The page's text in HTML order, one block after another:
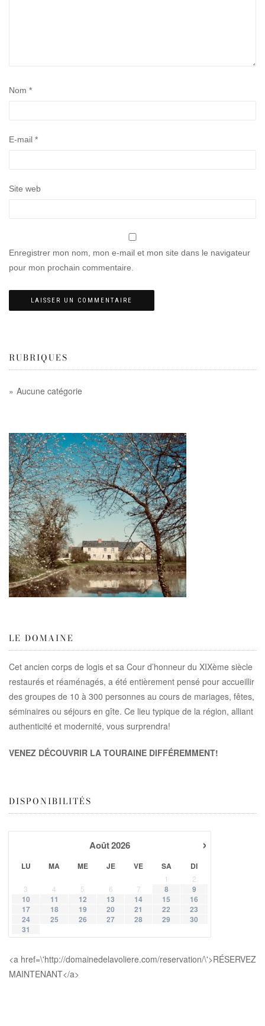
Nom *
E-mail *
Site web
Enregistrer mon nom, mon e-mail et mon site dans le navigateur
pour mon prochain commentaire.
RUBRIQUES
Aucune catégorie
LE DOMAINE
Cet ancien corps de logis et sa Cour d’honneur du XIXème siècle
restaurés et réaménagés, a été entièrement pensé pour accueillir
des groupes de 10 à 300 personnes au cours de mariages, fêtes,
séminaires ou séjours en gîte. Ce lieu typique de la région, alliant
authenticité et modernité, vous surprendra!
VENEZ DÉCOUVRIR LA TOURAINE DIFFÉREMMENT!
DISPONIBILITÉS
›
Août2026
LU MA ME JE VE SA DI
1
2
3
4 5 6 7 8
9
10
11 12 13 14 15
16
17
18 19 20 21 22
23
24
25 26 27 28 29
30
31
<a href=\'http://domainedelavoliere.com/reservation/\'>RÉSERVEZ
MAINTENANT</a>